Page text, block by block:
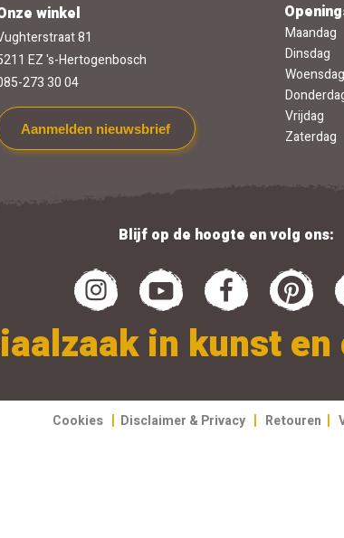
winkel
81
EZ 's-Hertogenbosch
273 30 04
Aanmelden nieuwsbrief
Maandag
Dinsdag
Woensdag
Vrijdag
Zaterdag
Blijf op de hoogte en volg ons:
in kunst
Cookies | Disclaimer & Privacy | Retouren |